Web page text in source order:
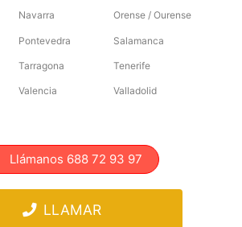
Navarra Orense / Ourense
Pontevedra Salamanca
Tarragona Tenerife
Valencia Valladolid
Llámanos 688 72 93 97
LLAMAR